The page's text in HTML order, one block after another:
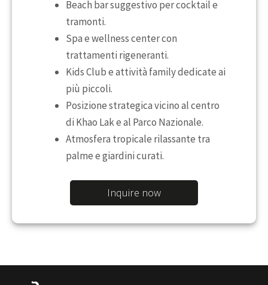
Beach bar suggestivo per cocktail e
tramonti.
Spa e wellness center con
trattamenti rigeneranti.
Kids Club e attività family dedicate ai
più piccoli.
Posizione strategica vicino al centro
di Khao Lak e al Parco Nazionale.
Atmosfera tropicale rilassante tra
palme e giardini curati.
Inquire now